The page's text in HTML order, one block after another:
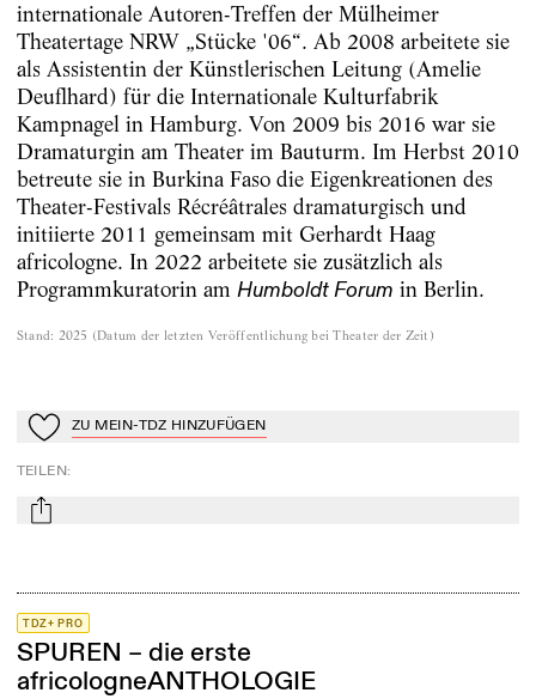
internationale Autoren-Treffen der Mülheimer
Theatertage NRW „Stücke '06“. Ab 2008 arbeitete sie
als Assistentin der Künstlerischen Leitung (Amelie
Deuflhard) für die Internationale Kulturfabrik
Kampnagel in Hamburg. Von 2009 bis 2016 war sie
Dramaturgin am Theater im Bauturm. Im Herbst 2010
betreute sie in Burkina Faso die Eigenkreationen des
Theater-Festivals Récréâtrales dramaturgisch und
initiierte 2011 gemeinsam mit Gerhardt Haag
africologne. In 2022 arbeitete sie zusätzlich als
Programmkuratorin am Humboldt Forum in Berlin.
Stand: 2025 (Datum der letzten Veröffentlichung bei Theater der Zeit )
Zu Mein-TdZ hinzufügen
ZU MEIN-TDZ HINZUFÜGEN
TEILEN:
mail
TDZ+ PRO
SPUREN – die erste
africologneANTHOLOGIE